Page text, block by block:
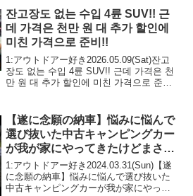
잔고장도 없는 수입 4륜 SUV!! 근
데 가격은 천만 원 대 추가 할인에
미친 가격으로 준비!!
1:アウトドアー好き2026.05.09(Sat)잔고
장도 없는 수입 4륜 SUV!! 근데 가격은 천
만 원 대 추가 할인에 미친 가격으로 준
【遂に念願の納車】悩みに悩んで
選び抜いた中古キャンピングカー
が我が家にやってきたけどまさか
の展開に…
1:アウトドアー好き2024.03.31(Sun)【遂
に念願の納車】悩みに悩んで選び抜いた
中古キャンピングカーが我が家にやって